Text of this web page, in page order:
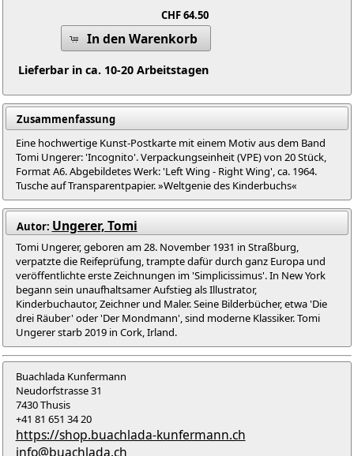
CHF 64.50
In den Warenkorb
Lieferbar in ca. 10-20 Arbeitstagen
Zusammenfassung
Eine hochwertige Kunst-Postkarte mit einem Motiv aus dem Band
Tomi Ungerer: 'Incognito'. Verpackungseinheit (VPE) von 20 Stück,
Format A6. Abgebildetes Werk: 'Left Wing - Right Wing', ca. 1964.
Tusche auf Transparentpapier. »Weltgenie des Kinderbuchs«
Autor: Ungerer, Tomi
Tomi Ungerer, geboren am 28. November 1931 in Straßburg,
verpatzte die Reifeprüfung, trampte dafür durch ganz Europa und
veröffentlichte erste Zeichnungen im 'Simplicissimus'. In New York
begann sein unaufhaltsamer Aufstieg als Illustrator,
Kinderbuchautor, Zeichner und Maler. Seine Bilderbücher, etwa 'Die
drei Räuber' oder 'Der Mondmann', sind moderne Klassiker. Tomi
Ungerer starb 2019 in Cork, Irland.
Buachlada Kunfermann
Neudorfstrasse 31
7430 Thusis
+41 81 651 34 20
https://shop.buachlada-kunfermann.ch
info@buachlada.ch